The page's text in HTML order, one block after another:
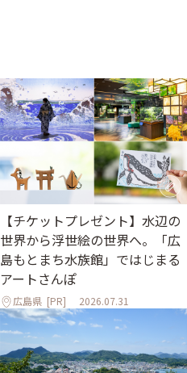
【チケットプレゼント】水辺の
世界から浮世絵の世界へ。「広
島もとまち水族館」ではじまる
アートさんぽ
広島県 [PR] 2026.07.31